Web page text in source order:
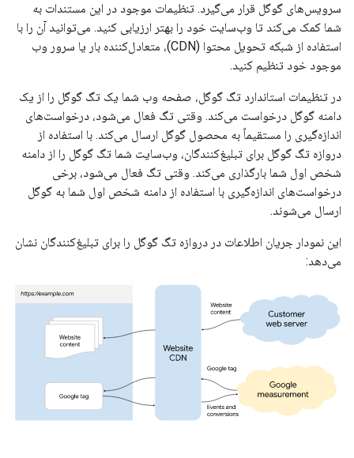
سرویس‌های گوگل قرار می‌گیرد. تنظیمات موجود در این مستندات به
شما کمک می‌کند تا وب‌سایت خود را بهتر ارزیابی کنید. می‌توانید آن را با
استفاده از شبکه تحویل محتوا (CDN)، متعادل‌کننده بار یا سرور وب
موجود خود تنظیم کنید.
در تنظیمات استاندارد تگ گوگل، صفحه وب شما یک تگ گوگل را از یک
دامنه گوگل درخواست می‌کند. وقتی تگ فعال می‌شود، درخواست‌های
اندازه‌گیری را مستقیماً به محصول گوگل ارسال می‌کند. با استفاده از
دروازه تگ گوگل برای تبلیغ‌کنندگان، وب‌سایت شما تگ گوگل را از دامنه
شخص اول شما بارگذاری می‌کند. وقتی تگ فعال می‌شود، برخی
درخواست‌های اندازه‌گیری با استفاده از دامنه شخص اول شما به گوگل
ارسال می‌شوند.
این نمودار جریان اطلاعات در دروازه تگ گوگل را برای تبلیغ‌کنندگان نشان
می‌دهد: